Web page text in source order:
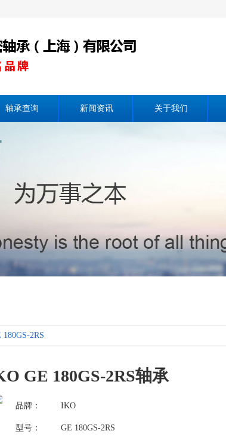
轴承查询 新闻资讯 关于我们
180GS-2RS
GE 180GS-2RS轴承
品牌： IKO
型号： GE 180GS-2RS